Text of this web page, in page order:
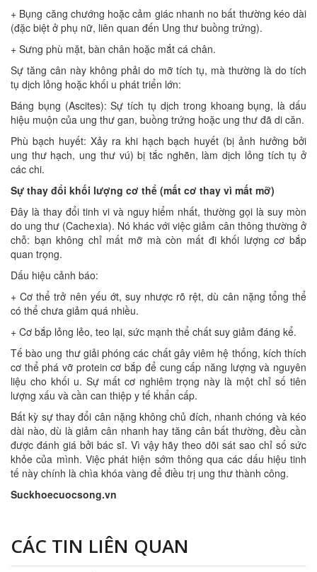
+ Bụng căng chướng hoặc cảm giác nhanh no bất thường kéo dài
(đặc biệt ở phụ nữ, liên quan đến Ung thư buồng trứng).
+ Sưng phù mặt, bàn chân hoặc mắt cá chân.
Sự tăng cân này không phải do mỡ tích tụ, mà thường là do tích
tụ dịch lỏng hoặc khối u phát triển lớn:
Báng bụng (Ascites): Sự tích tụ dịch trong khoang bụng, là dấu
hiệu muộn của ung thư gan, buồng trứng hoặc ung thư đã di căn.
Phù bạch huyết: Xảy ra khi hạch bạch huyết (bị ảnh hưởng bởi
ung thư hạch, ung thư vú) bị tắc nghẽn, làm dịch lỏng tích tụ ở
các chi.
Sự thay đổi khối lượng cơ thể (mất cơ thay vì mất mỡ)
Đây là thay đổi tinh vi và nguy hiểm nhất, thường gọi là suy mòn
do ung thư (Cachexia). Nó khác với việc giảm cân thông thường ở
chỗ: bạn không chỉ mất mỡ mà còn mất đi khối lượng cơ bắp
quan trọng.
Dấu hiệu cảnh báo:
+ Cơ thể trở nên yếu ớt, suy nhược rõ rệt, dù cân nặng tổng thể
có thể chưa giảm quá nhiều.
+ Cơ bắp lỏng lẻo, teo lại, sức mạnh thể chất suy giảm đáng kể.
Tế bào ung thư giải phóng các chất gây viêm hệ thống, kích thích
cơ thể phá vỡ protein cơ bắp để cung cấp năng lượng và nguyên
liệu cho khối u. Sự mất cơ nghiêm trọng này là một chỉ số tiên
lượng xấu và cần can thiệp y tế khẩn cấp.
Bất kỳ sự thay đổi cân nặng không chủ đích, nhanh chóng và kéo
dài nào, dù là giảm cân nhanh hay tăng cân bất thường, đều cần
được đánh giá bởi bác sĩ. Vì vậy hãy theo dõi sát sao chỉ số sức
khỏe của mình. Việc phát hiện sớm thông qua các dấu hiệu tinh
tế này chính là chìa khóa vàng để điều trị ung thư thành công.
Suckhoecuocsong.vn
CÁC TIN LIÊN QUAN